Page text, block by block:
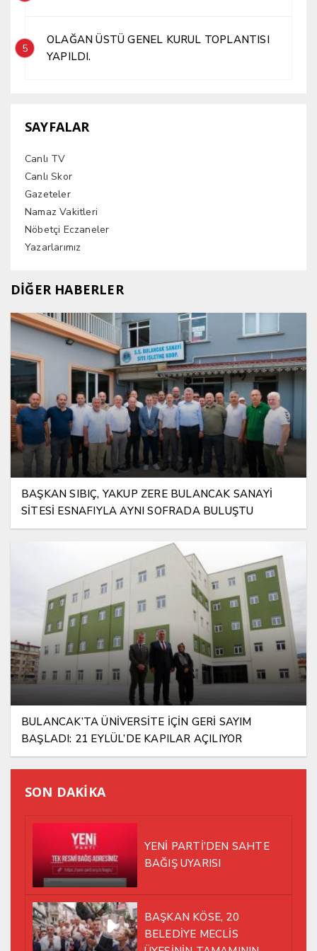
5
OLAĞAN ÜSTÜ GENEL KURUL TOPLANTISI
YAPILDI.
SAYFALAR
Canlı TV
Canlı Skor
Gazeteler
Namaz Vakitleri
Nöbetçi Eczaneler
Yazarlarımız
DİĞER HABERLER
BAŞKAN SIBIÇ, YAKUP ZERE BULANCAK SANAYİ
SİTESİ ESNAFIYLA AYNI SOFRADA BULUŞTU
BULANCAK’TA ÜNİVERSİTE İÇİN GERİ SAYIM
BAŞLADI: 21 EYLÜL’DE KAPILAR AÇILIYOR
SON DAKİKA
YENİ PARTİ’DEN SAHTE
BAĞIŞ UYARISI
BAŞKAN KÖSE, 20
BELEDİYE MECLİS